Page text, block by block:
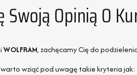
Swoją Opinią O
WOLFRAM, zachęcamy Cię do
wziąć pod uwagę takie kryteria jak: